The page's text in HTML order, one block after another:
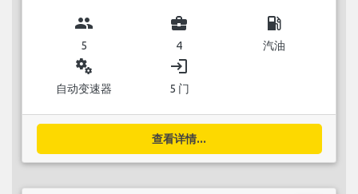
group
5
business_center
4
local_gas_station
汽油
miscellaneous_services
自动变速器
login
5 门
查看详情...